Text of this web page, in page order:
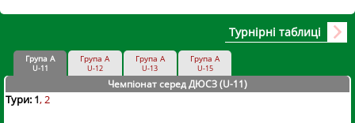
Турнірні таблиці
Група А
U-11
Група А
U-12
Група А
U-13
Група А
U-15
Чемпіонат серед ДЮСЗ (U-11)
Тури: 1 2